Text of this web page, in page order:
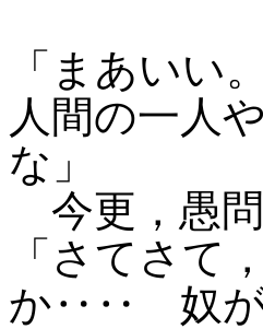
「まあいい
人間の一人
な」
今更，愚
「さてさて
か‥‥ 奴が